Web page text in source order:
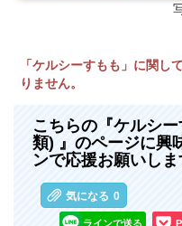
「ケルシーすもも」に関し
りません。
こちらの『ケルシ
類) 』のページに興
ンで応援お願いしま
気になる 0
ラインで送る